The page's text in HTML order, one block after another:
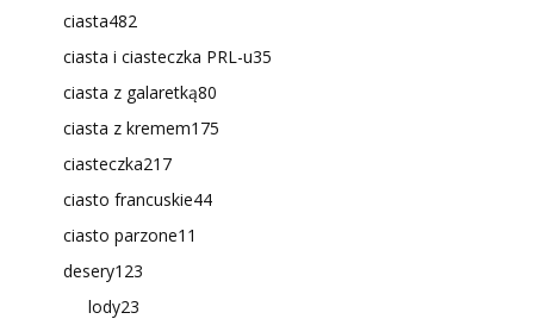
ciasta482
ciasta i ciasteczka PRL-u35
ciasta z galaretką80
ciasta z kremem175
ciasteczka217
ciasto francuskie44
ciasto parzone11
desery123
lody23